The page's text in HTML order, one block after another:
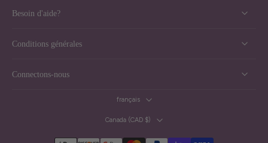
Besoin d'aide?
Conditions générales
Connectons-nous
français
Canada ‎(CAD $)‎